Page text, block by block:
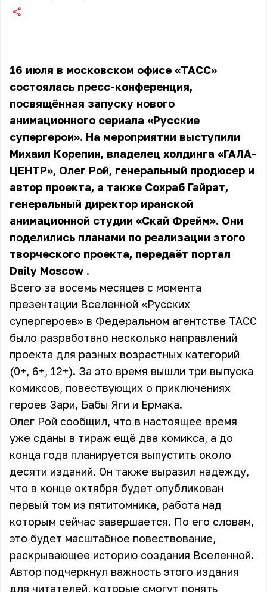
16 июля в московском офисе «ТАСС»
состоялась пресс-конференция,
посвящённая запуску нового
анимационного сериала «Русские
супергерои». На мероприятии выступили
Михаил Корепин, владелец холдинга «ГАЛА-
ЦЕНТР», Олег Рой, генеральный продюсер и
автор проекта, а также Сохраб Гайрат,
генеральный директор иранской
анимационной студии «Скай Фрейм». Они
поделились планами по реализации этого
творческого проекта, передаёт портал
Daily Moscow .
Всего за восемь месяцев с момента
презентации Вселенной «Русских
супергероев» в Федеральном агентстве ТАСС
было разработано несколько направлений
проекта для разных возрастных категорий
(0+, 6+, 12+). За это время вышли три выпуска
комиксов, повествующих о приключениях
героев Зари, Бабы Яги и Ермака.
Олег Рой сообщил, что в настоящее время
уже сданы в тираж ещё два комикса, а до
конца года планируется выпустить около
десяти изданий. Он также выразил надежду,
что в конце октября будет опубликован
первый том из пятитомника, работа над
которым сейчас завершается. По его словам,
это будет масштабное повествование,
раскрывающее историю создания Вселенной.
Автор подчеркнул важность этого издания
для читателей, которые смогут понять